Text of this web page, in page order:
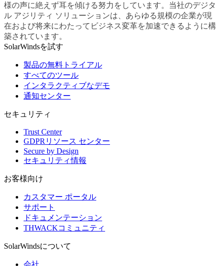
様の声に絶えず耳を傾ける努力をしています。当社のデジタ
ル アジリティ ソリューションは、あらゆる規模の企業が現
在および将来にわたってビジネス変革を加速できるように構
築されています。
SolarWindsを試す
製品の無料トライアル
すべてのツール
インタラクティブなデモ
通知センター
セキュリティ
Trust Center
GDPRリソース センター
Secure by Design
セキュリティ情報
お客様向け
カスタマー ポータル
サポート
ドキュメンテーション
THWACKコミュニティ
SolarWindsについて
会社